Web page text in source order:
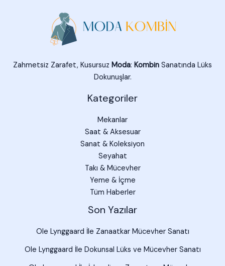
Zahmetsiz Zarafet, Kusursuz Moda: Kombin Sanatında Lüks
Dokunuşlar.
Kategoriler
Mekanlar
Saat & Aksesuar
Sanat & Koleksiyon
Seyahat
Takı & Mücevher
Yeme & İçme
Tüm Haberler
Son Yazılar
Ole Lynggaard İle Zanaatkar Mücevher Sanatı
Ole Lynggaard İle Dokunsal Lüks ve Mücevher Sanatı